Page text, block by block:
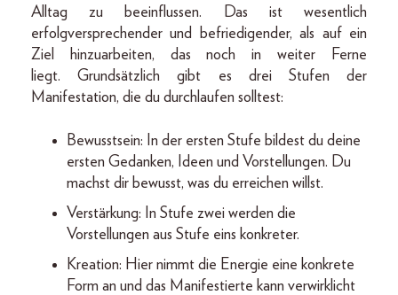
Alltag zu beeinflussen. Das ist wesentlich
erfolgversprechender und befriedigender, als auf ein
Ziel hinzuarbeiten, das noch in weiter Ferne
liegt. Grundsätzlich gibt es drei Stufen der
Manifestation, die du durchlaufen solltest:
Bewusstsein: In der ersten Stufe bildest du deine
ersten Gedanken, Ideen und Vorstellungen. Du
machst dir bewusst, was du erreichen willst.
Verstärkung: In Stufe zwei werden die
Vorstellungen aus Stufe eins konkreter.
Kreation: Hier nimmt die Energie eine konkrete
Form an und das Manifestierte kann verwirklicht